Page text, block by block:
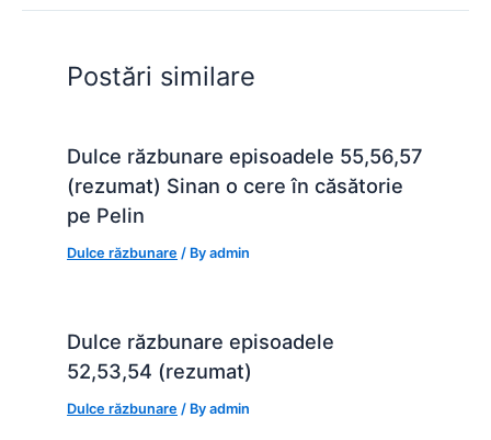
o
o
k
p
p
n
g
er
Postări similare
Dulce răzbunare episoadele 55,56,57
(rezumat) Sinan o cere în căsătorie
pe Pelin
Dulce răzbunare / Byadmin
Dulce răzbunare episoadele
52,53,54 (rezumat)
Dulce răzbunare / Byadmin